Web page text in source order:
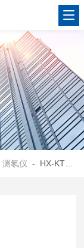
测氡仪 - HX-KTD500空气氡瞬时检测仪 便携测氡仪